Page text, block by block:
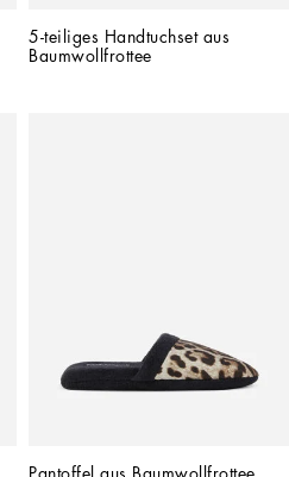
5-teiliges Handtuchset aus
Baumwollfrottee
Pantoffel aus Baumwollfrottee